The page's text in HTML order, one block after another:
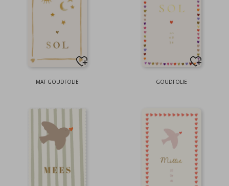
MAT GOUDFOLIE GOUDFOLIE